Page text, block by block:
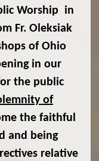
Worship in
Fr. Oleksiak
of Ohio
in our
the public
of
the faithful
and being
relative